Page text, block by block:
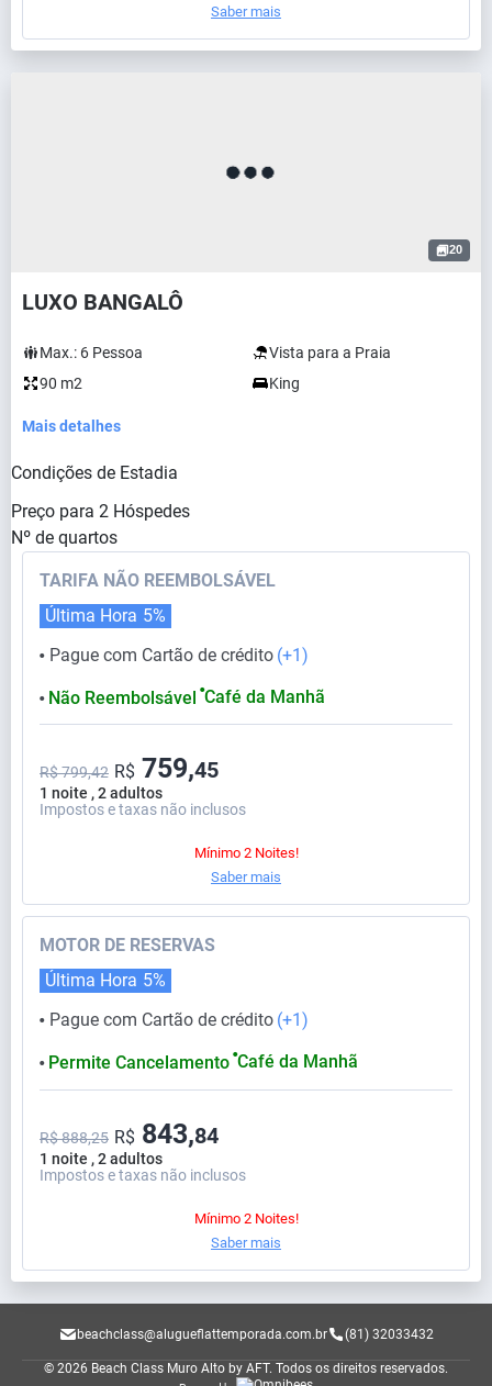
Saber mais
20
LUXO BANGALÔ
Max.: 6 Pessoa
Vista para a Praia
90 m2
King
Mais detalhes
Condições de Estadia
Preço para 2 Hóspedes
Nº de quartos
TARIFA NÃO REEMBOLSÁVEL
⬤ Pague com Cartão de crédito (+1)
Última Hora 5%
⬤ Não Reembolsável ⬤Café da Manhã
1 noite , 2 adultos
R$ 799,42 R$ 759,45
Impostos e taxas não inclusos
Mínimo 2 Noites!
Saber mais
MOTOR DE RESERVAS
⬤ Pague com Cartão de crédito (+1)
Última Hora 5%
⬤ Permite Cancelamento ⬤Café da Manhã
1 noite , 2 adultos
R$ 888,25 R$ 843,84
Impostos e taxas não inclusos
Mínimo 2 Noites!
Saber mais
beachclass@alugueflattemporada.com.br (81) 32033432
© 2026 Beach Class Muro Alto by AFT. Todos os direitos reservados.